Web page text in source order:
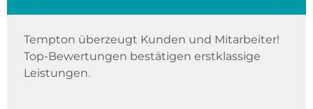
Tempton überzeugt Kunden und Mitarbeiter!
Top-Bewertungen bestätigen erstklassige
Leistungen.